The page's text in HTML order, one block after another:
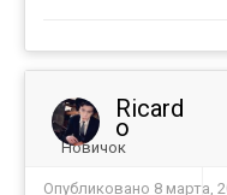
Ricard
o
Новичок
Опубликовано 8 марта,